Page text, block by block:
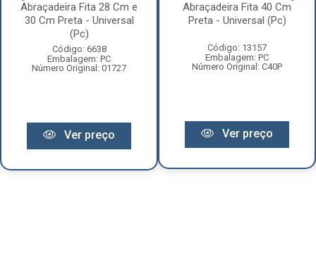
Abraçadeira Fita 28 Cm e
30 Cm Preta - Universal
(Pc)
Código: 6638
Embalagem: PC
Número Original: 01727
Ver preço
Abraçadeira Fita 40 Cm
Preta - Universal (Pc)
Código: 13157
Embalagem: PC
Número Original: C40P
Ver preço